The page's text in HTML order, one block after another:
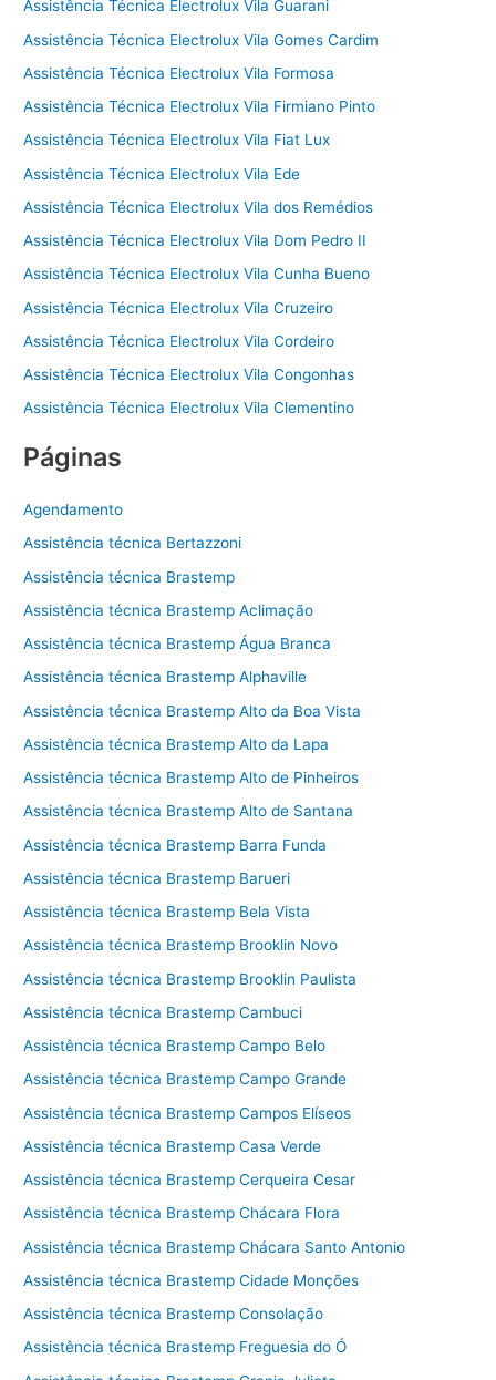
Assistência Técnica Electrolux Vila Guarani
Assistência Técnica Electrolux Vila Gomes Cardim
Assistência Técnica Electrolux Vila Formosa
Assistência Técnica Electrolux Vila Firmiano Pinto
Assistência Técnica Electrolux Vila Fiat Lux
Assistência Técnica Electrolux Vila Ede
Assistência Técnica Electrolux Vila dos Remédios
Assistência Técnica Electrolux Vila Dom Pedro II
Assistência Técnica Electrolux Vila Cunha Bueno
Assistência Técnica Electrolux Vila Cruzeiro
Assistência Técnica Electrolux Vila Cordeiro
Assistência Técnica Electrolux Vila Congonhas
Assistência Técnica Electrolux Vila Clementino
Páginas
Agendamento
Assistência técnica Bertazzoni
Assistência técnica Brastemp
Assistência técnica Brastemp Aclimação
Assistência técnica Brastemp Água Branca
Assistência técnica Brastemp Alphaville
Assistência técnica Brastemp Alto da Boa Vista
Assistência técnica Brastemp Alto da Lapa
Assistência técnica Brastemp Alto de Pinheiros
Assistência técnica Brastemp Alto de Santana
Assistência técnica Brastemp Barra Funda
Assistência técnica Brastemp Barueri
Assistência técnica Brastemp Bela Vista
Assistência técnica Brastemp Brooklin Novo
Assistência técnica Brastemp Brooklin Paulista
Assistência técnica Brastemp Cambuci
Assistência técnica Brastemp Campo Belo
Assistência técnica Brastemp Campo Grande
Assistência técnica Brastemp Campos Elíseos
Assistência técnica Brastemp Casa Verde
Assistência técnica Brastemp Cerqueira Cesar
Assistência técnica Brastemp Chácara Flora
Assistência técnica Brastemp Chácara Santo Antonio
Assistência técnica Brastemp Cidade Monções
Assistência técnica Brastemp Consolação
Assistência técnica Brastemp Freguesia do Ó